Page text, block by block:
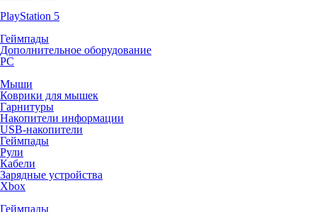
PlayStation 5
Геймпады
Дополнительное оборудование
PC
Мыши
Коврики для мышек
Гарнитуры
Накопители информации
USB-накопители
Геймпады
Рули
Кабели
Зарядные устройства
Xbox
Геймпады